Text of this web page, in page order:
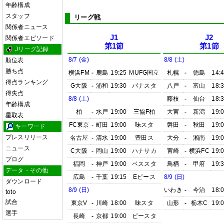
年齢構成
スタッフ
関係者ニュース
関係者エピソード
Jリーグ記録
順位表
勝ち点
得点ランキング
得失点
年齢構成
星取表
キーワード
プレスリリース
ニュース
ブログ
データ・その他
ダウンロード
toto
試合
選手
リーグ戦
J1
第1節
8/7 (金)
横浜FM - 鹿島 19:25 MUFG国立
G大阪
- 浦和 19:30
パナスタ
8/8 (土)
柏
- 水戸 19:00
三協F柏
FC東京 - 町田 19:00
味スタ
名古屋 - 清水 19:00
豊田ス
C大阪
- 岡山 19:00
ハナサカ
福岡
- 神戸 19:00
ベススタ
広島
- 千葉 19:15
Eピース
8/9 (日)
東京V
- 川崎 18:00
味スタ
長崎
- 京都 19:00 ピースタ
J2
第1節
8/8 (土)
札幌
- 徳島
八戸
- 富山
藤枝
- 仙台
大宮
- 新潟
磐田
- 秋田
大分
- 湘南
宮崎
- 横浜FC
鳥栖
- 甲府
8/9 (日)
いわき - 今治
山形
- 栃木C